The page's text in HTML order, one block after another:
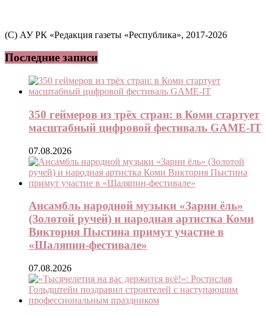
(C) АУ РК «Редакция газеты «Республика», 2017-2026
Последние записи
350 геймеров из трёх стран: в Коми стартует
масштабный цифровой фестиваль GAME-IT
07.08.2026
Ансамбль народной музыки «Зарни ёль»
(Золотой ручей) и народная артистка Коми
Виктория Пыстина примут участие в
«Шаляпин-фестивале»
07.08.2026